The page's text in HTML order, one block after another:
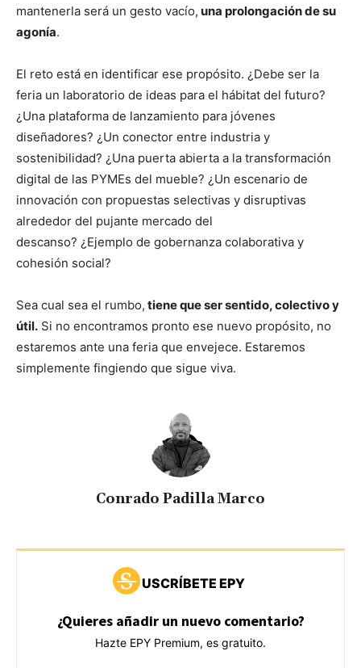
mantenerla será un gesto vacío, una prolongación de su
agonía.
El reto está en identificar ese propósito. ¿Debe ser la
feria un laboratorio de ideas para el hábitat del futuro?
¿Una plataforma de lanzamiento para jóvenes
diseñadores? ¿Un conector entre industria y
sostenibilidad? ¿Una puerta abierta a la transformación
digital de las PYMEs del mueble? ¿Un escenario de
innovación con propuestas selectivas y disruptivas
alrededor del pujante mercado del
descanso? ¿Ejemplo de gobernanza colaborativa y
cohesión social?
Sea cual sea el rumbo, tiene que ser sentido, colectivo y
útil. Si no encontramos pronto ese nuevo propósito, no
estaremos ante una feria que envejece. Estaremos
simplemente fingiendo que sigue viva.
Conrado Padilla Marco
USCRÍBETE EPY
¿Quieres añadir un nuevo comentario?
Hazte EPY Premium, es gratuito.